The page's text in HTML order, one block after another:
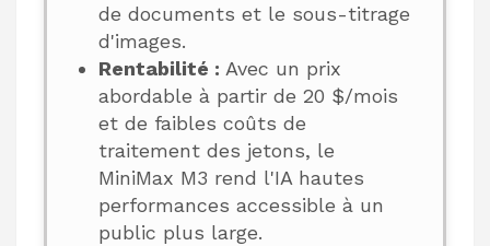
de documents et le sous-titrage
d'images.
Rentabilité : Avec un prix
abordable à partir de 20 $/mois
et de faibles coûts de
traitement des jetons, le
MiniMax M3 rend l'IA hautes
performances accessible à un
public plus large.